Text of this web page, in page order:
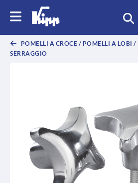
POMELLI A CROCE / POMELLI A LOBI /
SERRAGGIO